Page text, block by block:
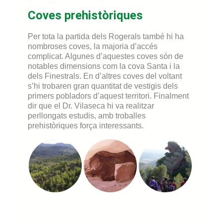
Coves prehistòriques
Per tota la partida dels Rogerals també hi ha
nombroses coves, la majoria d’accés
complicat. Algunes d’aquestes coves són de
notables dimensions com la cova Santa i la
dels Finestrals. En d’altres coves del voltant
s’hi trobaren gran quantitat de vestigis dels
primers pobladors d’aquest territori. Finalment
dir que el Dr. Vilaseca hi va realitzar
perllongats estudis, amb troballes
prehistòriques força interessants.